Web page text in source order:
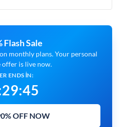
Flash Sale
monthly plans. Your personal
offer is live now.
ENDS IN:
29:44
OFF NOW